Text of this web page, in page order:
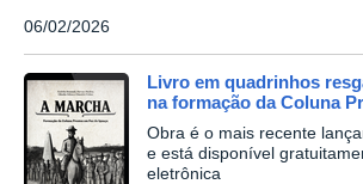
06/02/2026
Livro em quadrinhos
na formação da Coluna
Obra é o mais recente
e está disponível
eletrônica